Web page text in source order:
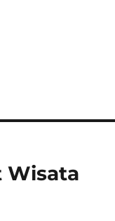
Wisata